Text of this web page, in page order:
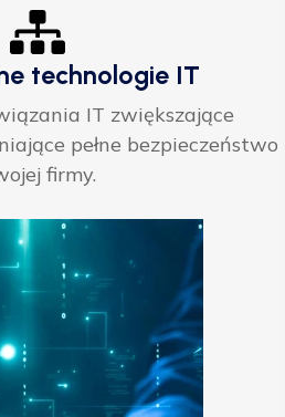
technologie IT
IT zwiększające
pełne bezpieczeństwo
firmy.